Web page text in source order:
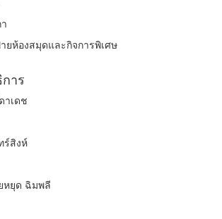
ยห้องสมุดและกิจการพิเศษ
าร
าเดช
ร์สิงห์
หยุด ฉิมพลี